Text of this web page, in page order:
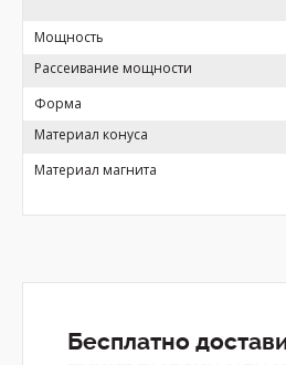
Мощность
Рассеивание мощности
Форма
Материал конуса
Материал магнита
Бесплатно